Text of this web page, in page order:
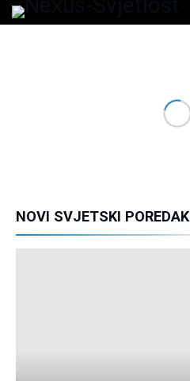
NOVI SVJETSKI POREDAK